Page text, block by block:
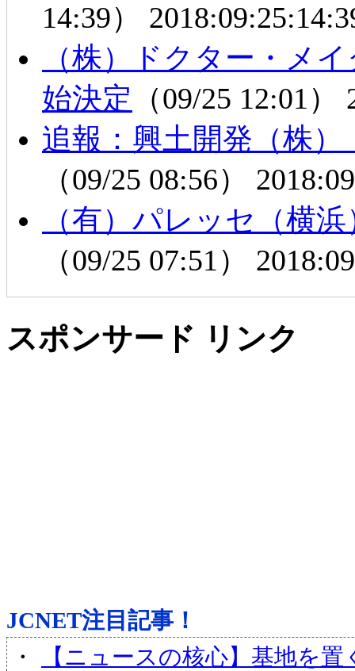
14:39）
（株）ドクター・メ
始決定 （09/25 12:01）
追報：興土開発（株
（09/25 08:56）
（有）パレッセ（横
（09/25 07:51）
スポンサード リンク
JCNET注目記事！
・
【ニュースの核心】基地を